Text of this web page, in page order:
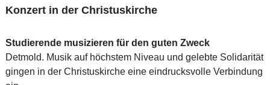
Konzert in der Christuskirche
Studierende musizieren für den guten Zweck
Detmold. Musik auf höchstem Niveau und gelebte Solidarität
gingen in der Christuskirche eine eindrucksvolle Verbindung